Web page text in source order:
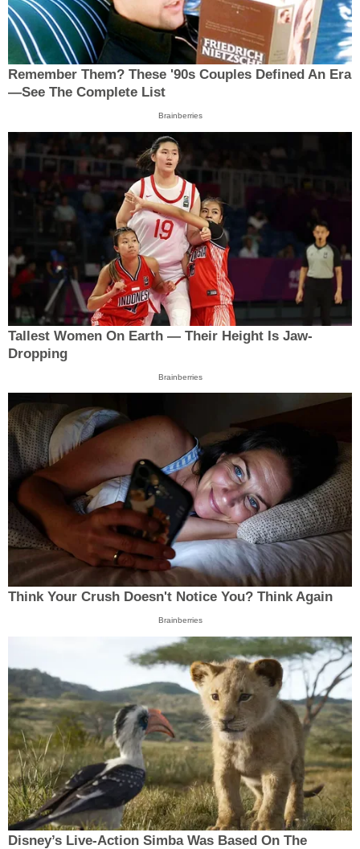
Remember Them? These '90s Couples Defined An Era
—See The Complete List
Brainberries
Tallest Women On Earth — Their Height Is Jaw-
Dropping
Brainberries
Think Your Crush Doesn't Notice You? Think Again
Brainberries
Disney’s Live-Action Simba Was Based On The